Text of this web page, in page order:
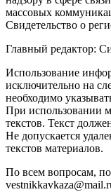
массовых
Свидетельство о
Главный редактор:
Использование
исключительно на
необходимо
При использовании
текстов. Текст
Не допускается
текстов материалов.
По всем вопросам,